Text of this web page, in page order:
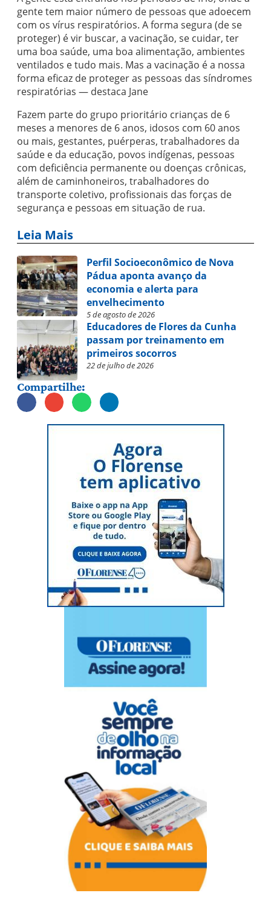
gente tem maior número de pessoas que adoecem
com os vírus respiratórios. A forma segura (de se
proteger) é vir buscar, a vacinação, se cuidar, ter
uma boa saúde, uma boa alimentação, ambientes
ventilados e tudo mais. Mas a vacinação é a nossa
forma eficaz de proteger as pessoas das síndromes
respiratórias — destaca Jane
Fazem parte do grupo prioritário crianças de 6
meses a menores de 6 anos, idosos com 60 anos
ou mais, gestantes, puérperas, trabalhadores da
saúde e da educação, povos indígenas, pessoas
com deficiência permanente ou doenças crônicas,
além de caminhoneiros, trabalhadores do
transporte coletivo, profissionais das forças de
segurança e pessoas em situação de rua.
Leia Mais
Perfil Socioeconômico de Nova
Pádua aponta avanço da
economia e alerta para
envelhecimento
5 de agosto de 2026
Educadores de Flores da Cunha
passam por treinamento em
primeiros socorros
22 de julho de 2026
Compartilhe: